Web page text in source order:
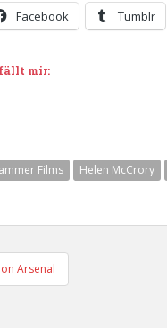
Facebook Tumblr
mir:
Films Helen McCrory
Arsenal